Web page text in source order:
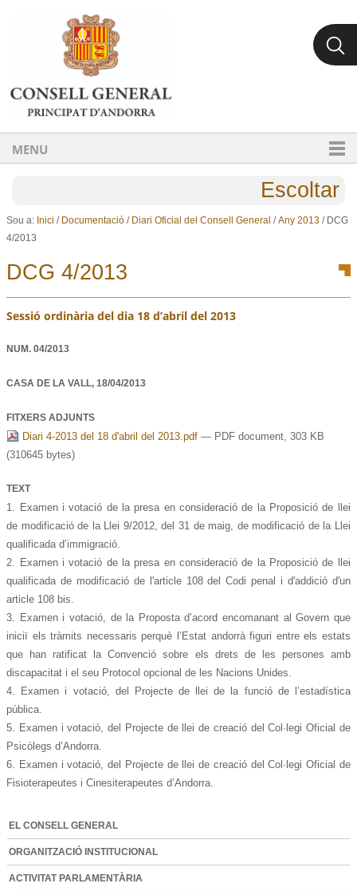
Ves al contingut.
Salta a la navegació
MENU
Escoltar
Sou a: Inici / Documentació / Diari Oficial del Consell General /Any 2013 / DCG
4/2013
DCG 4/2013
Sessió ordinària del dia 18 d’abril del 2013
NUM.04/2013
CASA DE LA VALL,18/04/2013
FITXERS ADJUNTS
Diari 4-2013 del 18 d'abril del 2013.pdf— PDF document, 303 KB
(310645 bytes)
TEXT
1. Examen i votació de la presa en consideració de la Proposició de llei
de modificació de la Llei 9/2012, del 31 de maig, de modificació de la Llei
qualificada d’immigració.
2. Examen i votació de la presa en consideració de la Proposició de llei
qualificada de modificació de l'article 108 del Codi penal i d'addició d'un
article 108 bis.
3. Examen i votació, de la Proposta d’acord encomanant al Govern que
iniciï els tràmits necessaris perquè l’Estat andorrà figuri entre els estats
que han ratificat la Convenció sobre els drets de les persones amb
discapacitat i el seu Protocol opcional de les Nacions Unides.
4. Examen i votació, del Projecte de llei de la funció de l’estadística
pública.
5. Examen i votació, del Projecte de llei de creació del Col·legi Oficial de
Psicòlegs d’Andorra.
6. Examen i votació, del Projecte de llei de creació del Col·legi Oficial de
Fisioterapeutes i Cinesiterapeutes d’Andorra.
EL CONSELL GENERAL
ORGANITZACIÓ INSTITUCIONAL
ACTIVITAT PARLAMENTÀRIA